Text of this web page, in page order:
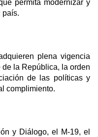
permita modernizar y
país.
plena vigencia
la República, la orden
de las políticas y
complimiento.
y Diálogo, el M-19, el